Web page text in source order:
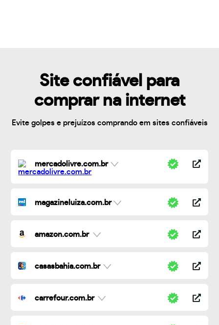
Site confiável para
comprar na internet
Evite golpes e prejuízos comprando em sites confiáveis
mercadolivre.com.br
magazineluiza.com.br
amazon.com.br
casasbahia.com.br
carrefour.com.br